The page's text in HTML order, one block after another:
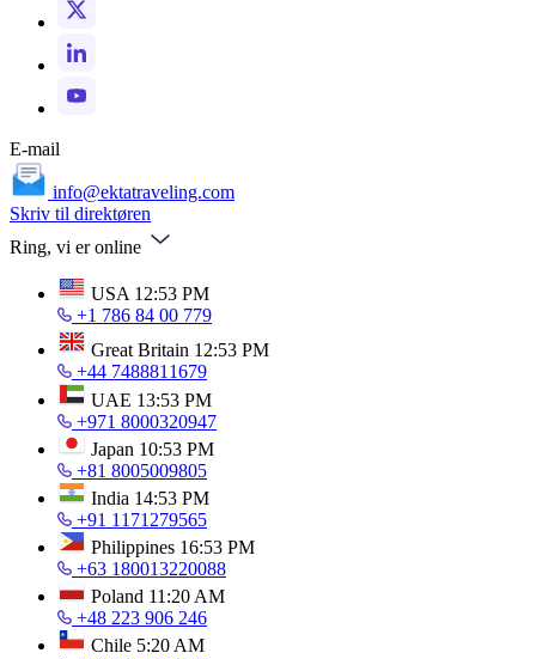
E-mail
info@ektatraveling.com
Skriv til direktøren
Ring, vi er online
USA 12:53 PM
+1 786 84 00 779
Great Britain 12:53 PM
+44 7488811679
UAE 13:53 PM
+971 8000320947
Japan 10:53 PM
+81 8005009805
India 14:53 PM
+91 1171279565
Philippines 16:53 PM
+63 180013220088
Poland 11:20 AM
+48 223 906 246
Chile 5:20 AM